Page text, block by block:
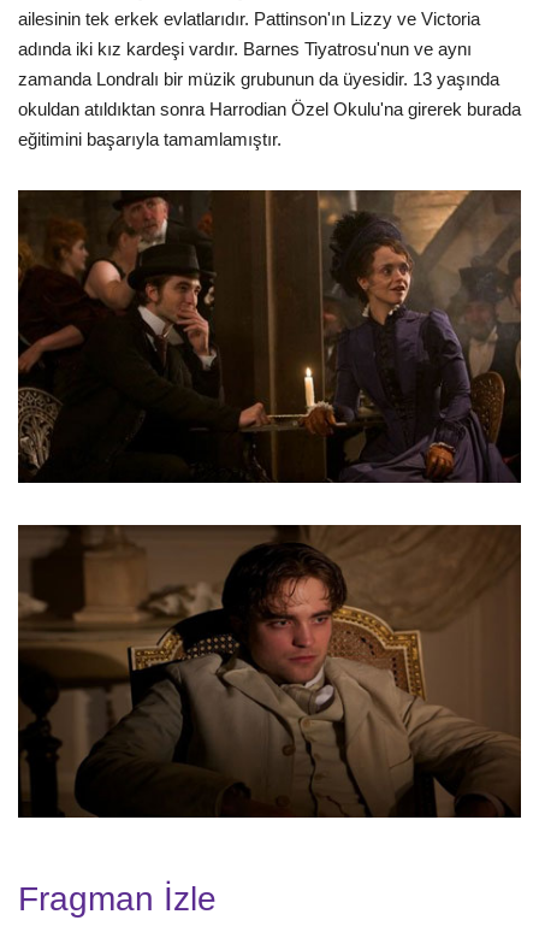
ailesinin tek erkek evlatlarıdır. Pattinson'ın Lizzy ve Victoria
adında iki kız kardeşi vardır. Barnes Tiyatrosu'nun ve aynı
zamanda Londralı bir müzik grubunun da üyesidir. 13 yaşında
okuldan atıldıktan sonra Harrodian Özel Okulu'na girerek burada
eğitimini başarıyla tamamlamıştır.
Fragman İzle